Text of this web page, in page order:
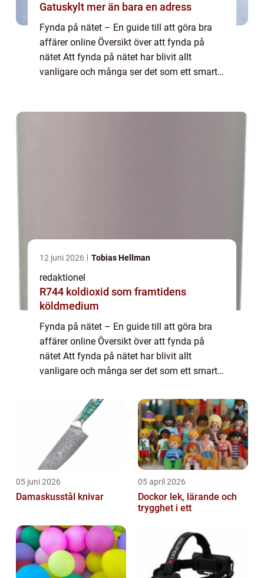
Gatuskylt mer än bara en adress
Fynda på nätet – En guide till att göra bra
affärer online Översikt över att fynda på
nätet Att fynda på nätet har blivit allt
vanligare och många ser det som ett smart
12 juni 2026 Tobias Hellman
redaktionel
R744 koldioxid som framtidens
köldmedium
Fynda på nätet – En guide till att göra bra
affärer online Översikt över att fynda på
nätet Att fynda på nätet har blivit allt
vanligare och många ser det som ett smart
online kan man ofta hitta produk...
05 juni 2026
Damaskusstål knivar
05 april 2026
Dockor lek, lärande och
trygghet i ett